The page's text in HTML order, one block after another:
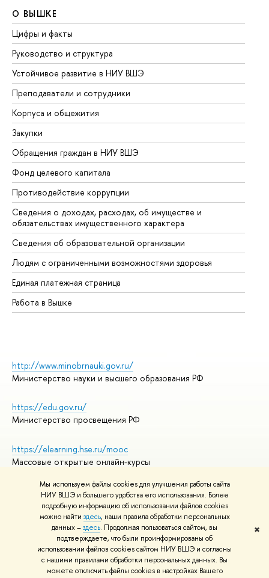
Мы используем файлы cookies для улучшения работы сайта
НИУ ВШЭ и большего удобства его использования. Более
подробную информацию об использовании файлов cookies
можно найти здесь, наши правила обработки персональных
данных –здесь. Продолжая пользоваться сайтом, вы
подтверждаете, что были проинформированы об
использовании файлов cookies сайтом НИУ ВШЭ и согласны
с нашими правилами обработки персональных данных. Вы
можете отключить файлы cookies в настройках Вашего
✖
О ВЫШКЕ
Цифры и факты
Руководство и структура
Устойчивое развитие в НИУ ВШЭ
Преподаватели и сотрудники
Корпуса и общежития
Закупки
Обращения граждан в НИУ ВШЭ
Фонд целевого капитала
Противодействие коррупции
Сведения о доходах, расходах, об имуществе и
обязательствах имущественного характера
Сведения об образовательной организации
Людям с ограниченными возможностями здоровья
Единая платежная страница
Работа в Вышке
http://www.minobrnauki.gov.ru/
Министерство науки и высшего образования РФ
https://edu.gov.ru/
Министерство просвещения РФ
https://elearning.hse.ru/mooc
Массовые открытые онлайн-курсы
© НИУ ВШЭ 1993–2026
Адреса и контакты
Условия использования материалов
Политика конфиденциальности
Правила применения рекомендательных технологий в НИУ ВШЭ
Карта сайта